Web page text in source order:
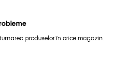
produselor în orice magazin.